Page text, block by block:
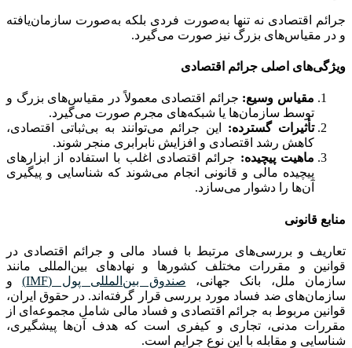
جرائم اقتصادی نه تنها به‌صورت فردی بلکه به‌صورت سازمان‌یافته
و در مقیاس‌های بزرگ نیز صورت می‌گیرد.
ویژگی‌های اصلی جرائم اقتصادی
مقیاس وسیع: جرائم اقتصادی معمولاً در مقیاس‌های بزرگ و
توسط سازمان‌ها یا شبکه‌های مجرم صورت می‌گیرد.
تأثیرات گسترده: این جرائم می‌توانند به بی‌ثباتی اقتصادی،
کاهش رشد اقتصادی و افزایش نابرابری منجر شوند.
ماهیت پیچیده: جرائم اقتصادی اغلب با استفاده از ابزارهای
پیچیده مالی و قانونی انجام می‌شوند که شناسایی و پیگیری
آن‌ها را دشوار می‌سازد.
منابع قانونی
تعاریف و بررسی‌های مرتبط با فساد مالی و جرائم اقتصادی در
قوانین و مقررات مختلف کشورها و نهادهای بین‌المللی مانند
سازمان ملل، بانک جهانی، صندوق بین‌المللی پول (IMF)
و
سازمان‌های ضد فساد مورد بررسی قرار گرفته‌اند. در حقوق ایران،
قوانین مربوط به جرائم اقتصادی و فساد مالی شامل مجموعه‌ای از
مقررات مدنی، تجاری و کیفری است که هدف آن‌ها پیشگیری،
شناسایی و مقابله با این نوع جرایم است.